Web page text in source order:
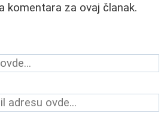
komentara za ovaj članak.